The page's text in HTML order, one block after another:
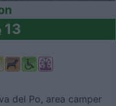
13
del Po, area camper